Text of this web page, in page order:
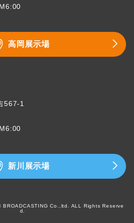
高岡展示場
567-1
新川展示場
Co.,ltd. ALL Rights Reserve
d.